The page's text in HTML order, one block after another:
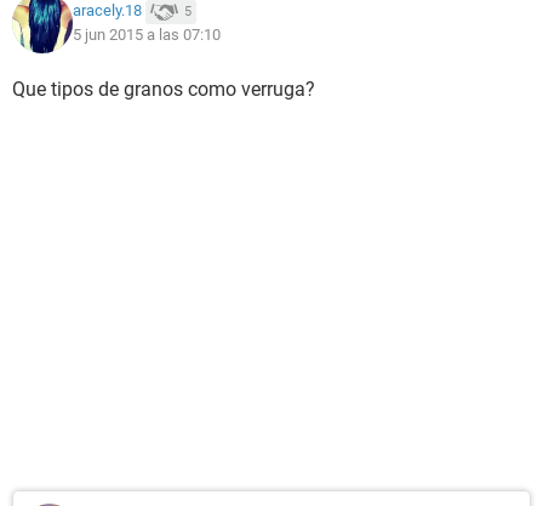
aracely.18 5
5 jun 2015 a las 07:10
Que tipos de granos como verruga?